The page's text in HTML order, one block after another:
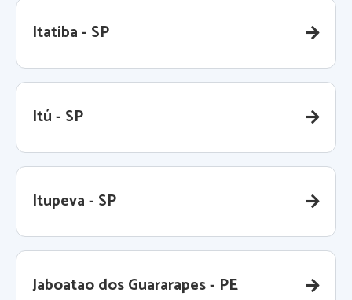
Itatiba - SP
Itú - SP
Itupeva - SP
Jaboatao dos Guararapes - PE